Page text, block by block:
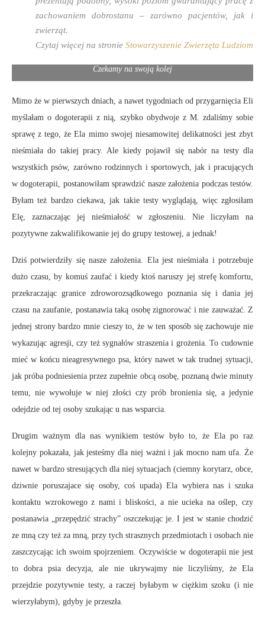
zachowaniem dobrostanu – zarówno pacjentów, jak i
zwierząt.
Czytaj więcej na stronie Stowarzyszenie Zwierzęta Ludziom
Czekamy na swoją kolej
Mimo że w pierwszych dniach, a nawet tygodniach od przygarnięcia Eli
myślałam o dogoterapii z nią, szybko obydwoje z M. zdaliśmy sobie
sprawę z tego, że Ela mimo swojej niesamowitej delikatności jest zbyt
nieśmiała do takiej pracy. Ale kiedy pojawił się nabór na testy dla
wszystkich psów, zarówno rodzinnych i sportowych, jak i pracujących
w dogoterapii, postanowiłam sprawdzić nasze założenia podczas testów.
Byłam też bardzo ciekawa, jak takie testy wyglądają, więc zgłosiłam
Elę, zaznaczając jej nieśmiałość w zgłoszeniu. Nie liczyłam na
pozytywne zakwalifikowanie jej do grupy testowej, a jednak!
Dziś potwierdziły się nasze założenia. Ela jest nieśmiała i potrzebuje
dużo czasu, by komuś zaufać i kiedy ktoś naruszy jej strefę komfortu,
przekraczając granice zdroworozsądkowego poznania się i dania jej
czasu na zaufanie, postanawia taką osobę zignorować i nie zauważać. Z
jednej strony bardzo mnie cieszy to, że w ten sposób się zachowuje nie
wykazując agresji, czy też sygnałów straszenia i grożenia. To cudownie
mieć w końcu nieagresywnego psa, który nawet w tak trudnej sytuacji,
jak próba podniesienia przez zupełnie obcą osobę, poznaną dwie minuty
temu, nie wywołuje w niej złości czy prób bronienia się, a jedynie
odejdzie od tej osoby szukając u nas wsparcia.
Drugim ważnym dla nas wynikiem testów było to, że Ela po raz
kolejny pokazała, jak jesteśmy dla niej ważni i jak mocno nam ufa. Że
nawet w bardzo stresujących dla niej sytuacjach (ciemny korytarz, obce,
dziwnie poruszajace się osoby, coś upada) Ela wybiera nas i szuka
kontaktu wzrokowego z nami i bliskości, a nie ucieka na oślep, czy
postanawia „przepędzić strachy” oszczekując je. I jest w stanie chodzić
ze mną czy też za mną, przy tych strasznych przedmiotach i osobach nie
zaszczycając ich swoim spojrzeniem. Oczywiście w dogoterapii nie jest
to dobra psia decyzja, ale nie ukrywajmy nie liczyliśmy, że Ela
przejdzie pozytywnie testy, a raczej byłabym w ciężkim szoku (i nie
wierzyłabym), gdyby je przeszła.